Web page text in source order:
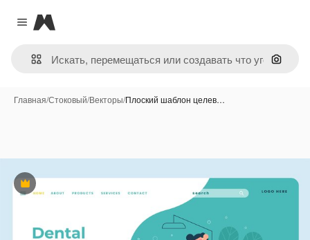
Close menu
Magnific
Поиск
Главная/Стоковый/Векторы/Плоский шаблон целев…
Премиум